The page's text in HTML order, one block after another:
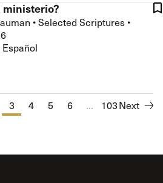
ministerio?
•Selected Scriptures •
3 4 5 6 7 8 9 10
... 103Next